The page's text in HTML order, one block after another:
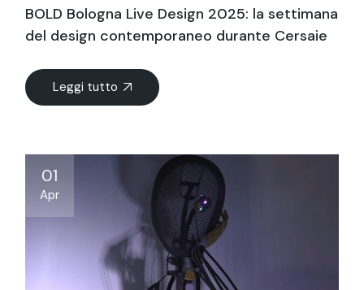
BOLD Bologna Live Design 2025: la settimana
del design contemporaneo durante Cersaie
Leggi tutto
01
Apr